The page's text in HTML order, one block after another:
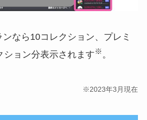
なら10コレクション、プレミ
ション分表示されます※。
※2023年3月現在